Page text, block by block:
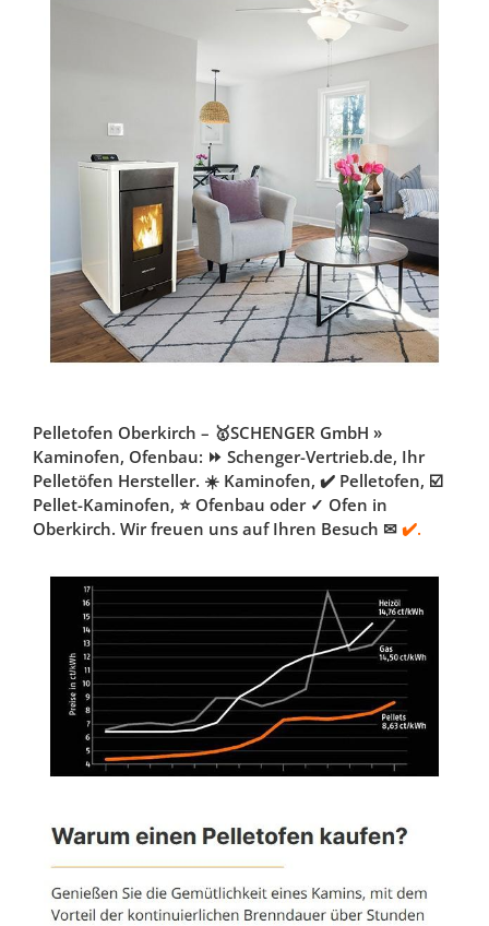
Pelletofen Oberkirch – 🥇SCHENGER GmbH »
Kaminofen, Ofenbau: ⏩ Schenger-Vertrieb.de, Ihr
Pelletöfen Hersteller. ☀️ Kaminofen, ✔️ Pelletofen, ☑️
Pellet-Kaminofen, ⭐ Ofenbau oder ✓ Ofen in
Oberkirch. Wir freuen uns auf Ihren Besuch ✉ ✔️.